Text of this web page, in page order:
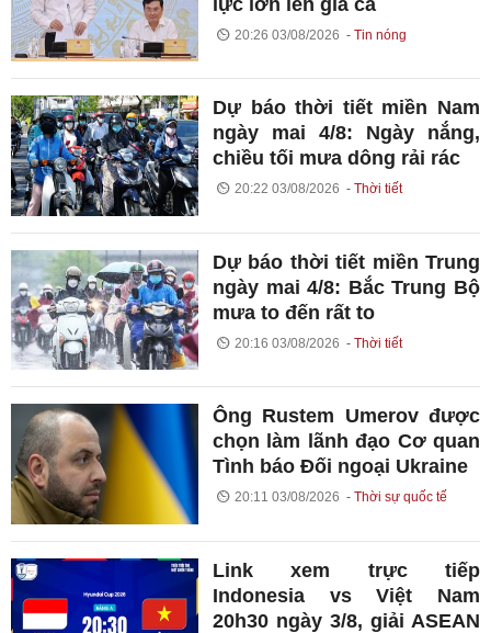
20:26 03/08/2026 Tin nóng
Dự báo thời tiết miền Nam
ngày mai 4/8: Ngày nắng,
chiều tối mưa dông rải rác
20:22 03/08/2026 Thời tiết
Dự báo thời tiết miền Trung
ngày mai 4/8: Bắc Trung Bộ
mưa to đến rất to
20:16 03/08/2026 Thời tiết
Ông Rustem Umerov được
chọn làm lãnh đạo Cơ quan
Tình báo Đối ngoại Ukraine
20:11 03/08/2026 Thời sự quốc tế
Link xem trực tiếp
Indonesia vs Việt Nam
20h30 ngày 3/8, giải ASEAN